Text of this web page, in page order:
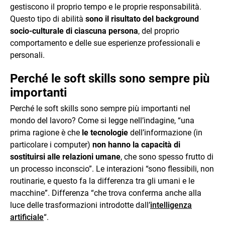
gestiscono il proprio tempo e le proprie responsabilità.
Questo tipo di abilità sono il risultato del background
socio-culturale di ciascuna persona, del proprio
comportamento e delle sue esperienze professionali e
personali.
Perché le soft skills sono sempre più
importanti
Perché le soft skills sono sempre più importanti nel
mondo del lavoro? Come si legge nell’indagine, “una
prima ragione è che le tecnologie dell’informazione (in
particolare i computer) non hanno la capacità di
sostituirsi alle relazioni umane, che sono spesso frutto di
un processo inconscio”. Le interazioni “sono flessibili, non
routinarie, e questo fa la differenza tra gli umani e le
macchine”. Differenza “che trova conferma anche alla
luce delle trasformazioni introdotte dall’intelligenza
artificiale“.